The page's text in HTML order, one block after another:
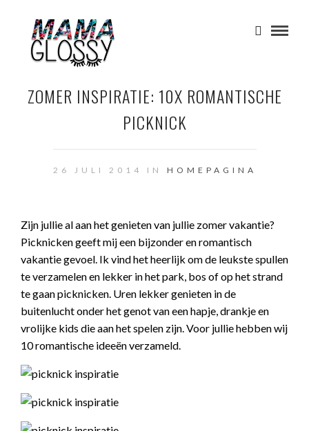
ZOMER INSPIRATIE: 10X ROMANTISCHE
PICKNICK
26 JULI 2014 IN HOMEPAGINA
Zijn jullie al aan het genieten van jullie zomer vakantie?
Picknicken geeft mij een bijzonder en romantisch
vakantie gevoel. Ik vind het heerlijk om de leukste spullen
te verzamelen en lekker in het park, bos of op het strand
te gaan picknicken. Uren lekker genieten in de
buitenlucht onder het genot van een hapje, drankje en
vrolijke kids die aan het spelen zijn. Voor jullie hebben wij
10 romantische ideeën verzameld.